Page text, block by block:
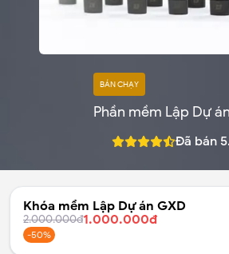
BÁN CHẠY
Phần mềm Lập Dự
Đã bán
Khóa mềm Lập Dự án GXD
2.000.000đ1.000.000đ
-50%